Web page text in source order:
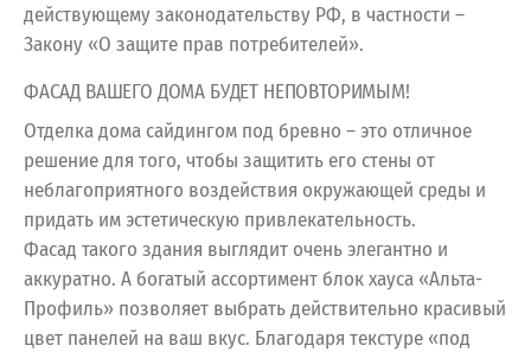
действующему законодательству РФ, в частности –
Закону «О защите прав потребителей».
ФАСАД ВАШЕГО ДОМА БУДЕТ НЕПОВТОРИМЫМ!
Отделка дома сайдингом под бревно – это отличное
решение для того, чтобы защитить его стены от
неблагоприятного воздействия окружающей среды и
придать им эстетическую привлекательность.
Фасад такого здания выглядит очень элегантно и
аккуратно. А богатый ассортимент блок хауса «Альта-
Профиль» позволяет выбрать действительно красивый
цвет панелей на ваш вкус. Благодаря текстуре «под